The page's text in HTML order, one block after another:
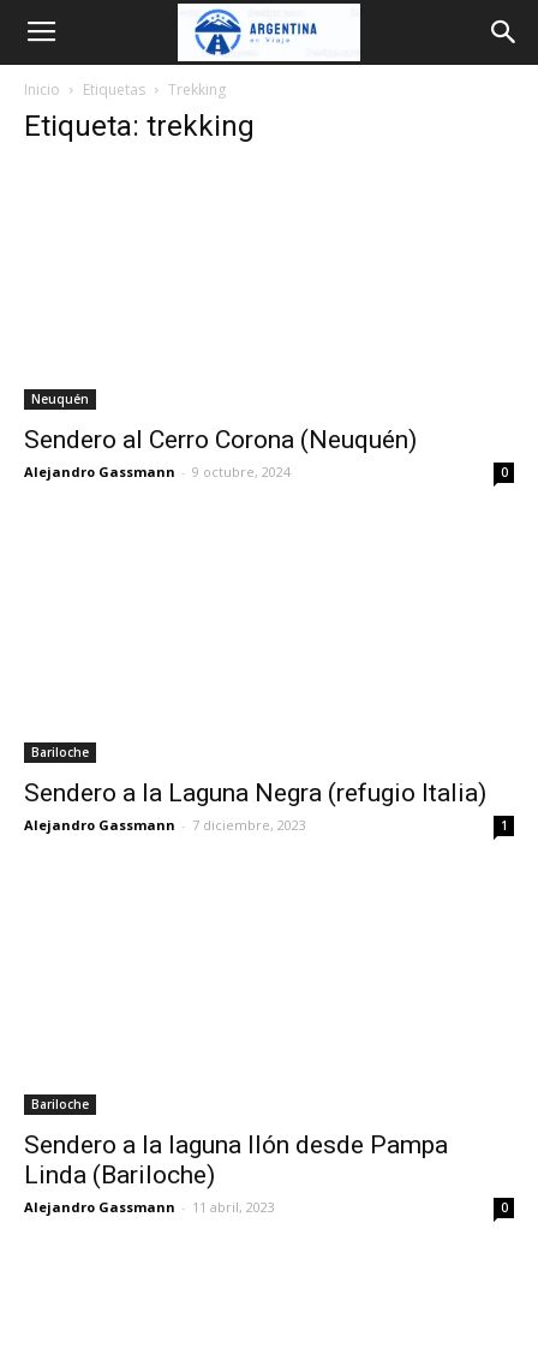
Argentina
Inicio Etiquetas Trekking
Etiqueta: trekking
Neuquén
Sendero al Cerro Corona (Neuquén)
Alejandro Gassmann - 9 octubre, 2024 0
Bariloche
Sendero a la Laguna Negra (refugio Italia)
Alejandro Gassmann - 7 diciembre, 2023 1
Bariloche
Sendero a la laguna Ilón desde Pampa
Linda (Bariloche)
Alejandro Gassmann - 11 abril, 2023 0